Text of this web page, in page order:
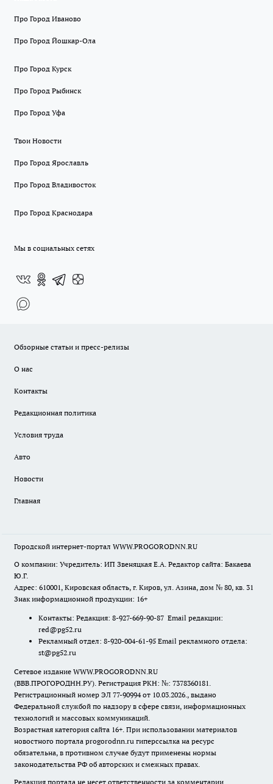
Про Город Иваново
Про Город Йошкар-Ола
Про Город Курск
Про Город Рыбинск
Про Город Уфа
Твои Новости
Про Город Ярославль
Про Город Владивосток
Про Город Краснодара
Мы в социальных сетях
Обзорные статьи и пресс-релизы
О нас
Контакты
Редакционная политика
Условия труда
Авто
Новости
Главная
Городской интернет-портал WWW.PROGORODNN.RU
О компании: Учредитель: ИП Звеняцкая Е.А. Редактор сайта: Бакаева
Ю.Г.
Адрес: 610001, Кировская область, г. Киров, ул. Азина, дом № 80, кв. 31
Знак информационной продукции: 16+
Контакты: Редакция: 8-927-669-90-87 Email редакции:
red@pg52.ru
Рекламный отдел: 8-920-004-61-95 Email рекламного отдела:
st@pg52.ru
Сетевое издание WWW.PROGORODNN.RU
(ВВВ.ПРОГОРОДНН.РУ). Регистрация РКН: №: 7378360181.
Регистрационный номер ЭЛ 77-90994 от 10.03.2026., выдано
Федеральной службой по надзору в сфере связи, информационных
технологий и массовых коммуникаций.
Возрастная категория сайта 16+. При использовании материалов
новостного портала progorodnn.ru гиперссылка на ресурс
обязательна, в противном случае будут применены нормы
законодательства РФ об авторских и смежных правах.
Редакция портала не несет ответственности за комментарии